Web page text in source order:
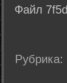
Файл
Рубрика: